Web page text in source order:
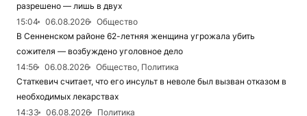
разрешено — лишь в двух
15:04
06.08.2026
Общество
В Сенненском районе 62-летняя женщина угрожала убить
сожителя — возбуждено уголовное дело
14:56
06.08.2026
Общество, Политика
Статкевич считает, что его инсульт в неволе был вызван отказом в
необходимых лекарствах
14:33
06.08.2026
Политика